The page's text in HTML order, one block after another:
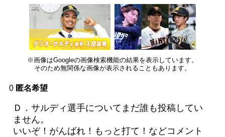
※画像はGoogleの画像検索機能の結果を表示しています。
そのため無関係な画像が表示されることもあります。
0 匿名希望
Ｄ．サルディ選手についてまだ誰も投稿してい
ません。
いいぞ！がんばれ！もっと打て！などコメント